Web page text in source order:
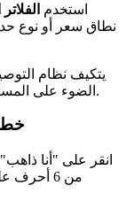
استخدم
نطاق سعر أو نوع
يتكيف نظام
الضوء على المستجدات المحلية والعروض الفلاش كل يوم جمعة.
انقر على "أنا
من 6